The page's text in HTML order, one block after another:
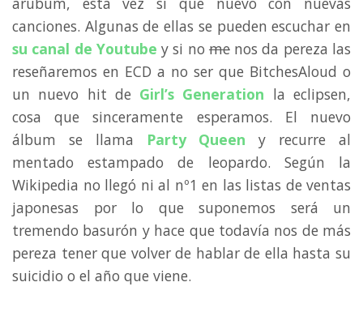
canciones. Algunas de ellas se pueden escuchar en
su canal de Youtube y si no menos da pereza las
reseñaremos en ECD a no ser que BitchesAloud o
un nuevo hit de Girl’s Generation la eclipsen,
cosa que sinceramente esperamos. El nuevo
álbum se llama
Party Queen y recurre al
mentado estampado de leopardo. Según la
Wikipedia no llegó ni al nº1 en las listas de ventas
japonesas por lo que suponemos será un
tremendo basurón y hace que todavía nos de más
pereza tener que volver de hablar de ella hasta su
suicidio o el año que viene.